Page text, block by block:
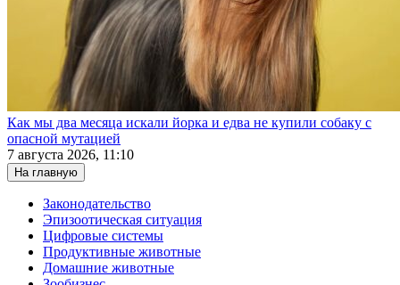
Как мы два месяца искали йорка и едва не купили собаку с
опасной мутацией
7 августа 2026, 11:10
На главную
Законодательство
Эпизоотическая ситуация
Цифровые системы
Продуктивные животные
Домашние животные